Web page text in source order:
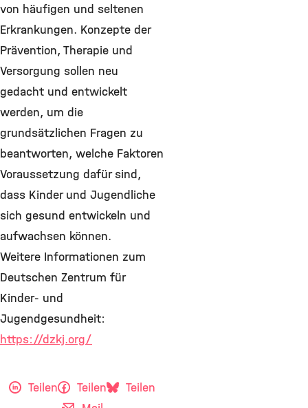
von häufigen und seltenen
Erkrankungen. Konzepte der
Prävention, Therapie und
Versorgung sollen neu
gedacht und entwickelt
werden, um die
grundsätzlichen Fragen zu
beantworten, welche Faktoren
Voraussetzung dafür sind,
dass Kinder und Jugendliche
sich gesund entwickeln und
aufwachsen können.
Weitere Informationen zum
Deutschen Zentrum für
Kinder- und
Jugendgesundheit:
https://dzkj.org/
Teilen Teilen
Teilen